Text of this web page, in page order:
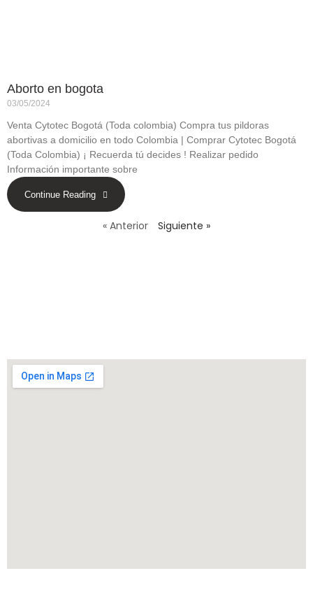
Aborto en bogota
03/05/2024
Venta Cytotec Bogotá (Toda colombia) Compra tus pildoras
abortivas a domicilio en todo Colombia | Comprar Cytotec Bogotá
(Toda Colombia) ¡ Recuerda tú decides ! Realizar pedido
Información importante sobre
Continue Reading
« Anterior Siguiente »